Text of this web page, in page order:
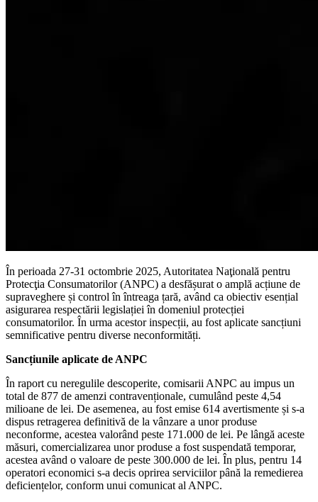
În perioada 27-31 octombrie 2025, Autoritatea Naţională pentru
Protecţia Consumatorilor (ANPC) a desfășurat o amplă acțiune de
supraveghere și control în întreaga țară, având ca obiectiv esențial
asigurarea respectării legislației în domeniul protecției
consumatorilor. În urma acestor inspecții, au fost aplicate sancțiuni
semnificative pentru diverse neconformități.
Sancțiunile aplicate de ANPC
În raport cu neregulile descoperite, comisarii ANPC au impus un
total de 877 de amenzi contravenționale, cumulând peste 4,54
milioane de lei. De asemenea, au fost emise 614 avertismente și s-a
dispus retragerea definitivă de la vânzare a unor produse
neconforme, acestea valorând peste 171.000 de lei. Pe lângă aceste
măsuri, comercializarea unor produse a fost suspendată temporar,
acestea având o valoare de peste 300.000 de lei. În plus, pentru 14
operatori economici s-a decis oprirea serviciilor până la remedierea
deficiențelor, conform unui comunicat al ANPC.